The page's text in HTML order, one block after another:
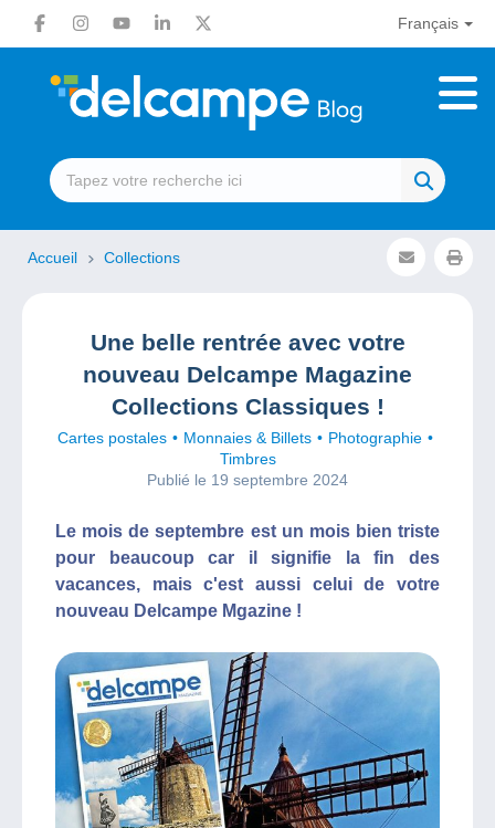
Français
Accueil Collections
Une belle rentrée avec votre
nouveau Delcampe Magazine
Collections Classiques !
Cartes postales Monnaies & Billets
Photographie
Timbres
Publié le 19 septembre 2024
Le mois de septembre est un mois bien triste
pour beaucoup car il signifie la fin des
vacances, mais c'est aussi celui de votre
nouveau Delcampe Mgazine !